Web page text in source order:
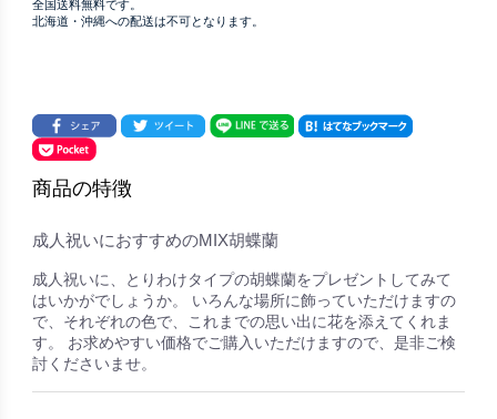
全国送料無料です。
北海道・沖縄への配送は不可となります。
商品の特徴
成人祝いにおすすめのMIX胡蝶蘭
成人祝いに、とりわけタイプの胡蝶蘭をプレゼントしてみて
はいかがでしょうか。 いろんな場所に飾っていただけますの
で、それぞれの色で、これまでの思い出に花を添えてくれま
す。 お求めやすい価格でご購入いただけますので、是非ご検
討くださいませ。